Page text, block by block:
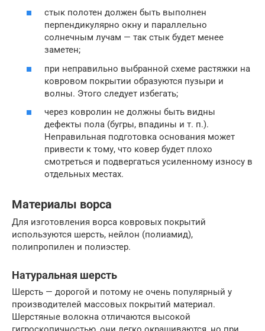
стык полотен должен быть выполнен
перпендикулярно окну и параллельно
солнечным лучам — так стык будет менее
заметен;
при неправильно выбранной схеме растяжки на
ковровом покрытии образуются пузыри и
волны. Этого следует избегать;
через ковролин не должны быть видны
дефекты пола (бугры, впадины и т. п.).
Неправильная подготовка основания может
привести к тому, что ковер будет плохо
смотреться и подвергаться усиленному износу в
отдельных местах.
Материалы ворса
Для изготовления ворса ковровых покрытий
используются шерсть, нейлон (полиамид),
полипропилен и полиэстер.
Натуральная шерсть
Шерсть — дорогой и потому не очень популярный у
производителей массовых покрытий материал.
Шерстяные волокна отличаются высокой